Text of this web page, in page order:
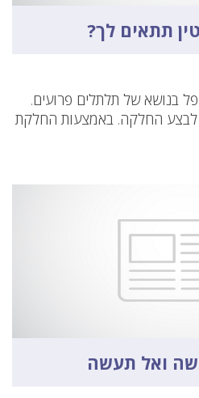
תתאים לך?
בנושא של תלתלים פרועים.
לבצע החלקה. באמצעות החלקת
ואל תעשה